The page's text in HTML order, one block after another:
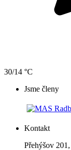
30/14 °C
Jsme členy
Kontakt
Přehýšov